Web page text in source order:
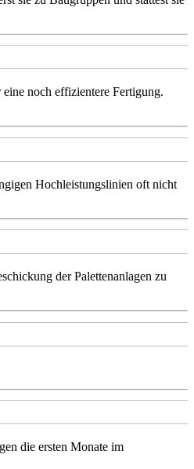
noch effizientere Fertigung.
Hochleistungslinien oft nicht
der Palettenanlagen zu
die ersten Monate im